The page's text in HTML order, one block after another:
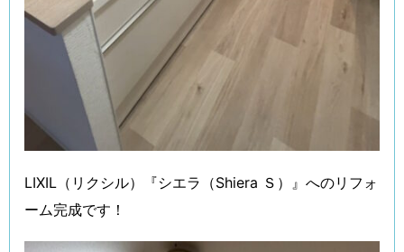
LIXIL（リクシル）『シエラ（Shiera Ｓ）』へのリフォ
ーム完成です！